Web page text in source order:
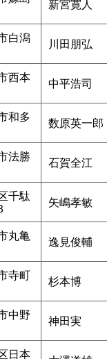
新宮寛人
白潟 川田朋弘
西本 中平浩司
和多 数原英一郎
法勝 石賀全江
千駄 矢嶋孝敏
丸亀 逸見俊輔
寺町 杉本博
中野 神田実
日本